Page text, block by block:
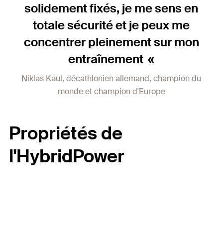
solidement fixés, je me sens en
totale sécurité et je peux me
concentrer pleinement sur mon
entraînement
Niklas Kaul, décathlonien allemand, champion du
monde et champion d'Europe
Propriétés de
l'HybridPower